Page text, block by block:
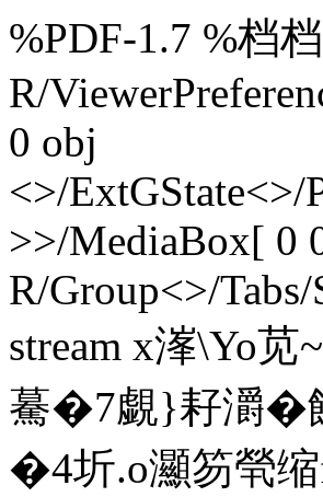
%PDF-1.7 %档
R/
0 obj
<>/ExtGState<>/
>>/MediaBox[ 0
R/Group<>/
stream x溄\Yo苋
驀�7覷}耔灂�
�4圻.o灦笏煢